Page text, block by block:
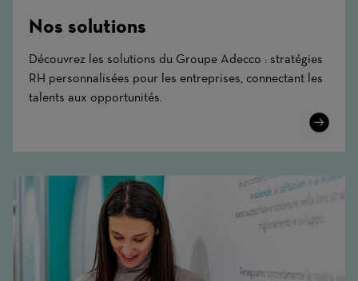
Nos solutions
Découvrez les solutions du Groupe Adecco : stratégies
RH personnalisées pour les entreprises, connectant les
talents aux opportunités.
Learn